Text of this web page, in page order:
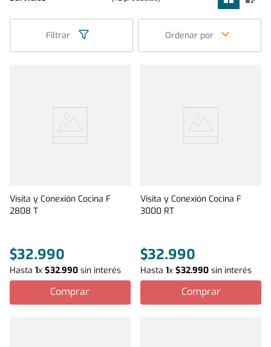
Filtrar Ordenar por
Visita y Conexión Cocina F
2808 T
$32.990
Hasta 1x $32.990 sin interés
Comprar
Visita y Conexión Cocina F
3000 RT
$32.990
Hasta1x$32.990 sin interés
Comprar